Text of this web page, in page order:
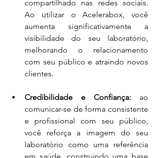
compartilhado nas redes sociais.
Ao utilizar o Acelerabox, você
aumenta significativamente a
visibilidade do seu laboratório,
melhorando o relacionamento
com seu público e atraindo novos
clientes.
Credibilidade e Confiança: ao
comunicar-se de forma consistente
e profissional com seu público,
você reforça a imagem do seu
laboratório como uma referência